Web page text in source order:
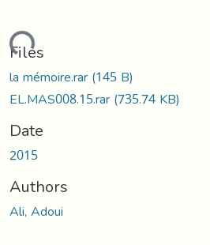
Files
la mémoire.rar(145 B)
EL.MAS008.15.rar(735.74 KB)
Date
2015
Authors
Ali, Adoui